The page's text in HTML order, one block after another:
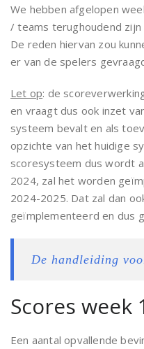
We hebben afgelopen
/ teams terughoudend
De reden hiervan zou
er van de spelers
Let op: de
en vraagt dus ook inzet
systeem bevalt en als
opzichte van het huidige
scoresysteem dus wordt
2024, zal het worden
2024-2025. Dat zal dan
geïmplementeerd en dus
De handleiding
Scores week
Een aantal opvallende